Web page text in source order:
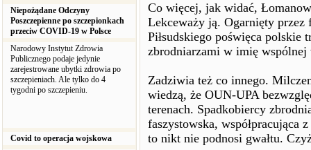
Niepożądane Odczyny
Poszczepienne po szczepionkach
przeciw COVID-19 w Polsce
Narodowy Instytut Zdrowia
Publicznego podaje jedynie
zarejestrowane ubytki zdrowia po
szczepieniach. Ale tylko do 4
tygodni po szczepieniu.
Covid to operacja wojskowa
Co więcej, jak widać,
Lekceważy ją. Ogarnięty
Piłsudskiego poświęca polskie
zbrodniarzami w imię
Zadziwia też co innego.
wiedzą, że OUN-UPA
terenach. Spadkobiercy
faszystowska,
to nikt nie podnosi gwałtu.